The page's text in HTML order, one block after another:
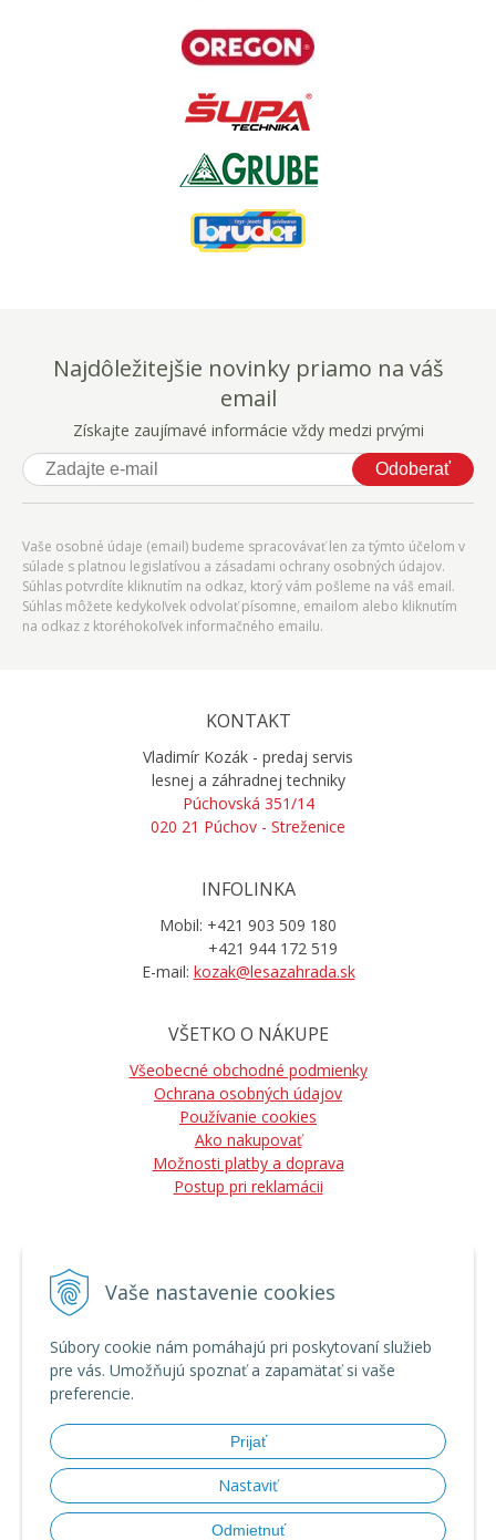
Vaše nastavenie cookies
Súbory cookie nám pomáhajú pri poskytovaní služieb
pre vás. Umožňujú spoznať a zapamätať si vaše
preferencie.
Prijať
Nastaviť
Odmietnuť
Najdôležitejšie novinky priamo na váš
email
Získajte zaujímavé informácie vždy medzi prvými
Odoberať
Vaše osobné údaje (email) budeme spracovávať len za týmto účelom v
súlade s platnou legislatívou a zásadami ochrany osobných údajov.
Súhlas potvrdíte kliknutím na odkaz, ktorý vám pošleme na váš email.
Súhlas môžete kedykoľvek odvolať písomne, emailom alebo kliknutím
na odkaz z ktoréhokoľvek informačného emailu.
KONTAKT
Vladimír Kozák - predaj servis
lesnej a záhradnej techniky
Púchovská 351/14
020 21 Púchov - Streženice
INFOLINKA
Mobil: +421 903 509 180
+421 944 172 519
E-mail: kozak@lesazahrada.sk
VŠETKO O NÁKUPE
Všeobecné obchodné podmienky
Ochrana osobných údajov
Používanie cookies
Ako nakupovať
Možnosti platby a doprava
Postup pri reklamácii